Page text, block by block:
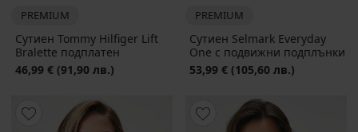
PREMIUM
Сутиен Tommy Hilfiger Lift
Bralette подплатен
46,99 € (91,90 лв.)
PREMIUM
Сутиен Selmark Everyday
One с подвижни подплънки
53,99 € (105,60 лв.)